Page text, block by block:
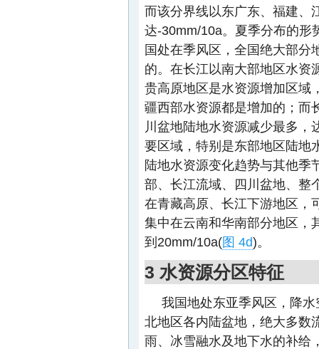
而该分界线以东广东、福建、
达-30mm/10a。夏季分布的形
国处在季风区，全国绝大部分
的。在长江以南大部地区水资
贵高原地区是水资源增加区域
疆西部水资源都是增加的；而
川盆地陆地水资源减少最多，
要区域，特别是东部地区陆地
陆地水资源变化趋势与其他季
部、长江流域、四川盆地、整
在青藏高原、长江下游地区，
集中在云南和华南部分地区，
到20mm/10a(图 4d)。
3 水资源分区特征
我国地处东亚季风区，降
北地区各内陆盆地，绝大多数
雨、冰雪融水及地下水的补给